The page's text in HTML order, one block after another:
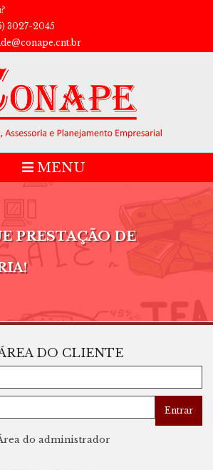
3027-2045
MENU
PRESTAÇÃO DE
DO CLIENTE
Entrar
do administrador